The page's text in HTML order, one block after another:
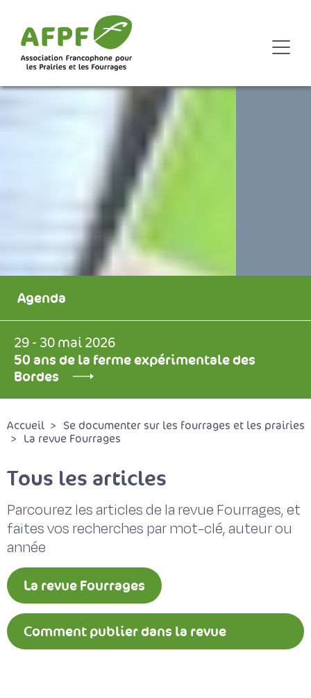
Agenda
29 - 30 mai 2026
50 ans de la ferme expérimentale des
Bordes
Accueil
Se documenter sur les fourrages et les prairies
La revue Fourrages
Tous les articles
Parcourez les articles de la revue Fourrages, et
faites vos recherches par mot-clé, auteur ou
année
La revue Fourrages
Comment publier dans la revue